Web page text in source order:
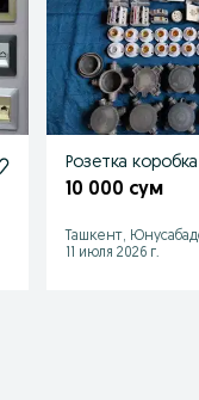
Розетка
10 000 сум
Ташкент,
11 июля 2026 г.